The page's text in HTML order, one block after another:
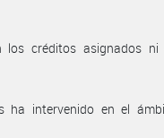
créditos asignados ni
ha intervenido en el